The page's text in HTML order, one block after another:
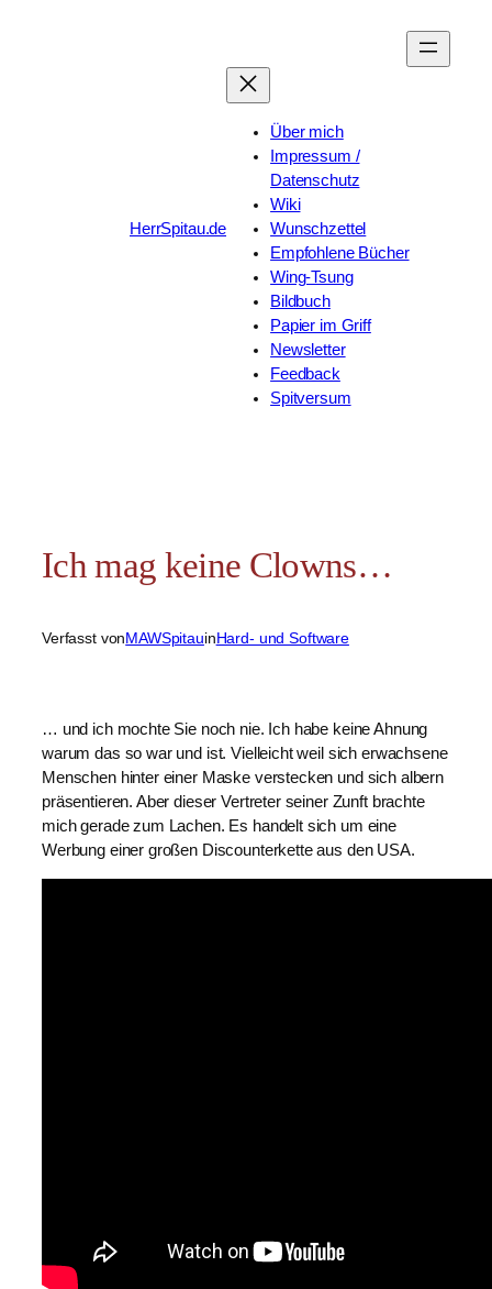
HerrSpitau.de
Über mich
Impressum /
Datenschutz
Wiki
Wunschzettel
Empfohlene Bücher
Wing-Tsung
Bildbuch
Papier im Griff
Newsletter
Feedback
Spitversum
Ich mag keine Clowns…
Verfasst vonMAWSpitauinHard- und Software
… und ich mochte Sie noch nie. Ich habe keine Ahnung
warum das so war und ist. Vielleicht weil sich erwachsene
Menschen hinter einer Maske verstecken und sich albern
präsentieren. Aber dieser Vertreter seiner Zunft brachte
mich gerade zum Lachen. Es handelt sich um eine
Werbung einer großen Discounterkette aus den USA.